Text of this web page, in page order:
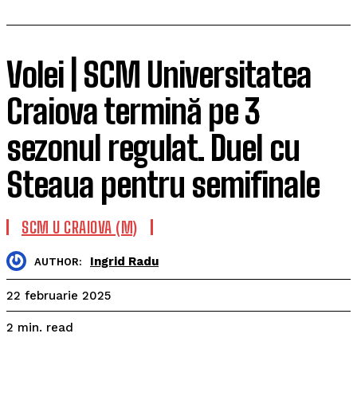
Volei | SCM Universitatea
Craiova termină pe 3
sezonul regulat. Duel cu
Steaua pentru semifinale
SCM U CRAIOVA (M)
AUTHOR: Ingrid Radu
22 februarie 2025
2 min. read